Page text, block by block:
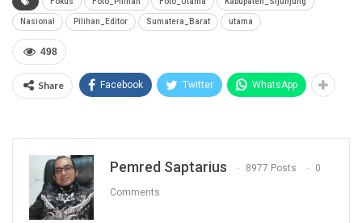
Nasional Pilihan_Editor Sumatera_Barat utama
498
Share Facebook Twitter WhatsApp
Pemred Saptarius 8977 Posts 0
Comments